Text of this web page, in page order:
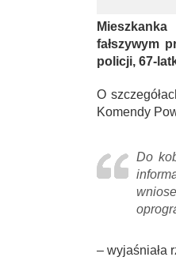
fałszywym
policji, 67-
O
Komendy
Do
– wyjaśniała